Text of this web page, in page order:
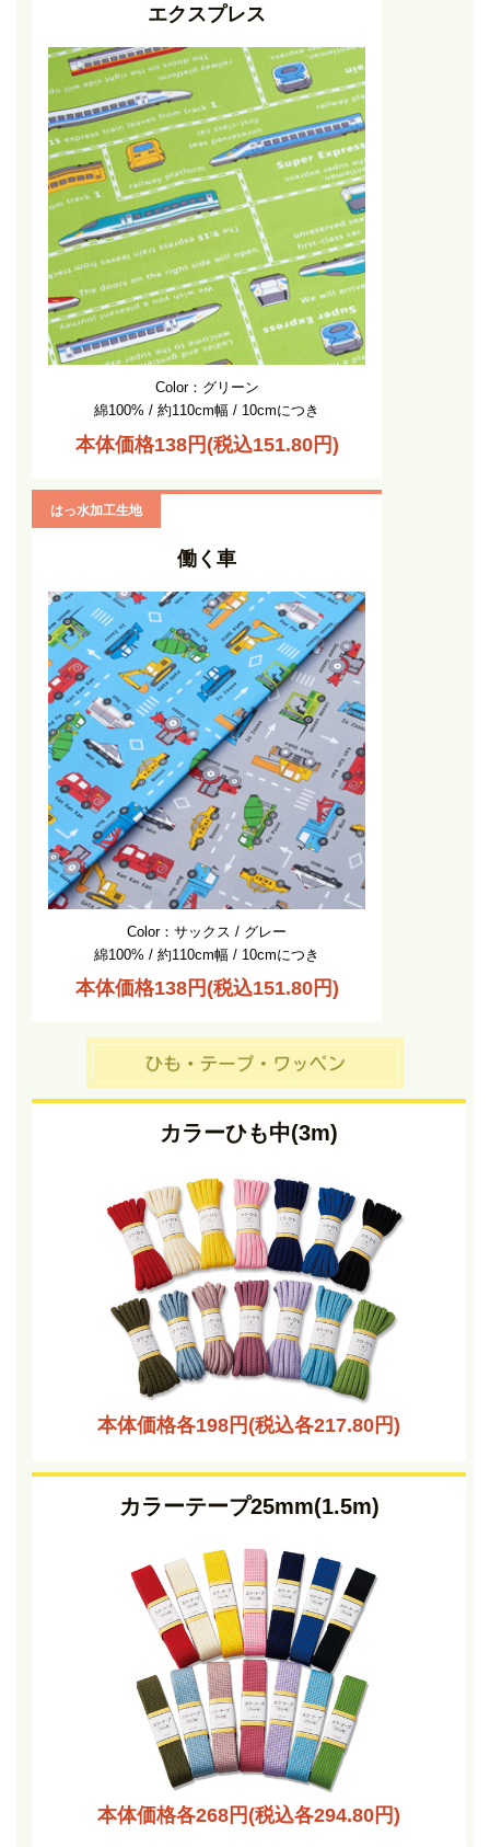
エクスプレス
Color：グリーン
綿100% / 約110cm幅 / 10cmにつき
本体価格138円(税込151.80円)
はっ水加工生地
働く車
Color：サックス / グレー
綿100% / 約110cm幅 / 10cmにつき
本体価格138円(税込151.80円)
カラーひも中(3m)
本体価格各198円(税込各217.80円)
カラーテープ25mm(1.5m)
本体価格各268円(税込各294.80円)